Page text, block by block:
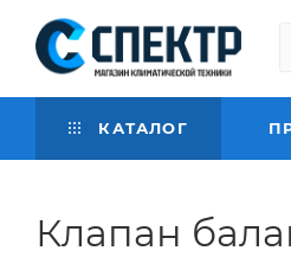
КАТАЛОГ
Клапан